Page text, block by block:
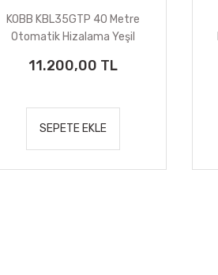
KOBB KBL35GTP 40 Metre
Otomatik Hizalama Yeşil
11.200,00 TL
SEPETE EKLE